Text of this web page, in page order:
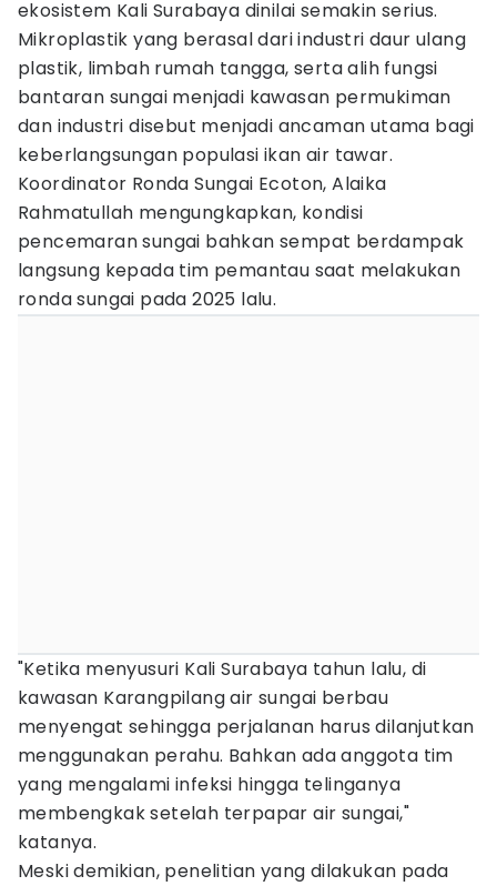
ekosistem Kali Surabaya dinilai semakin serius.
Mikroplastik yang berasal dari industri daur ulang
plastik, limbah rumah tangga, serta alih fungsi
bantaran sungai menjadi kawasan permukiman
dan industri disebut menjadi ancaman utama bagi
keberlangsungan populasi ikan air tawar.
Koordinator Ronda Sungai Ecoton, Alaika
Rahmatullah mengungkapkan, kondisi
pencemaran sungai bahkan sempat berdampak
langsung kepada tim pemantau saat melakukan
ronda sungai pada 2025 lalu.
"Ketika menyusuri Kali Surabaya tahun lalu, di
kawasan Karangpilang air sungai berbau
menyengat sehingga perjalanan harus dilanjutkan
menggunakan perahu. Bahkan ada anggota tim
yang mengalami infeksi hingga telinganya
membengkak setelah terpapar air sungai,"
katanya.
Meski demikian, penelitian yang dilakukan pada